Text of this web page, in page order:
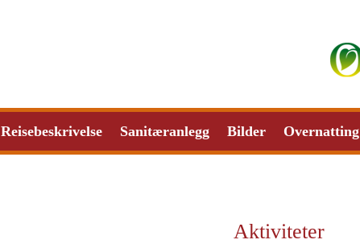
Reisebeskrivelse Sanitæranlegg Bilder Overnatting
Aktiviteter